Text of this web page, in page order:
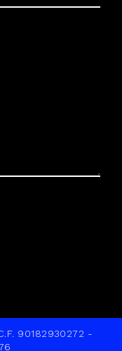
90182930272 -